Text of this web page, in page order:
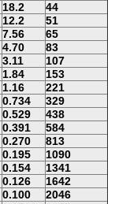
18.2
44
12.2
51
7.56
65
4.70
83
3.11
107
1.84
153
1.16
221
0.734
329
0.529
438
0.391
584
0.270
813
0.195
1090
0.154
1341
0.126
1642
0.100
2046